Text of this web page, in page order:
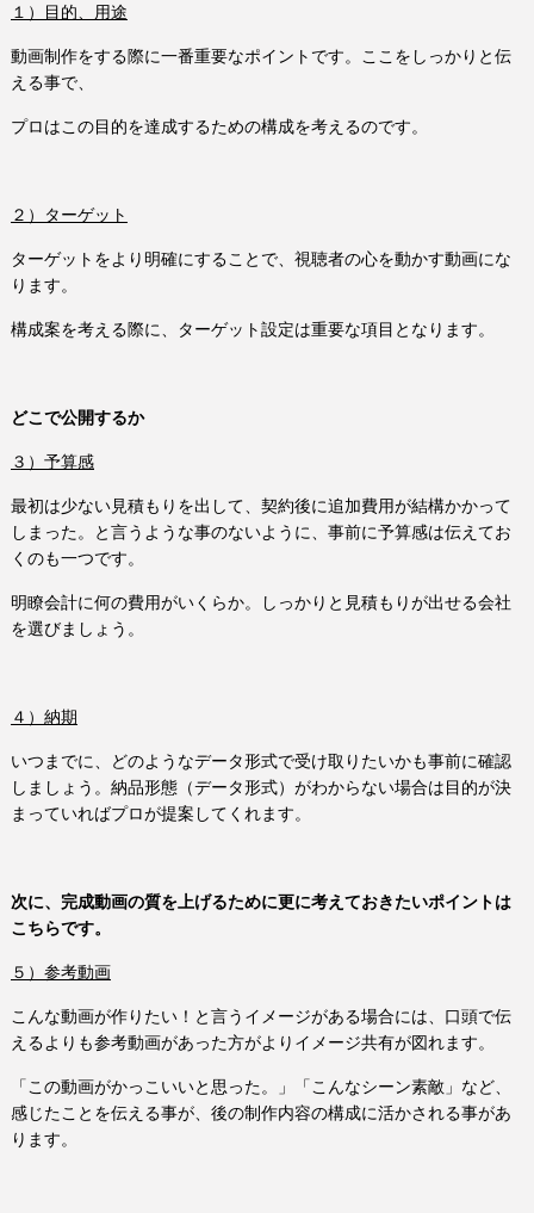
１）目的、用途
動画制作をする際に一番重要なポイントです。ここをしっかりと伝
える事で、
プロはこの目的を達成するための構成を考えるのです。
２）ターゲット
ターゲットをより明確にすることで、視聴者の心を動かす動画にな
ります。
構成案を考える際に、ターゲット設定は重要な項目となります。
どこで公開するか
３）予算感
最初は少ない見積もりを出して、契約後に追加費用が結構かかって
しまった。と言うような事のないように、事前に予算感は伝えてお
くのも一つです。
明瞭会計に何の費用がいくらか。しっかりと見積もりが出せる会社
を選びましょう。
４）納期
いつまでに、どのようなデータ形式で受け取りたいかも事前に確認
しましょう。納品形態（データ形式）がわからない場合は目的が決
まっていればプロが提案してくれます。
次に、完成動画の質を上げるために更に考えておきたいポイントは
こちらです。
５）参考動画
こんな動画が作りたい！と言うイメージがある場合には、口頭で伝
えるよりも参考動画があった方がよりイメージ共有が図れます。
「この動画がかっこいいと思った。」「こんなシーン素敵」など、
感じたことを伝える事が、後の制作内容の構成に活かされる事があ
ります。